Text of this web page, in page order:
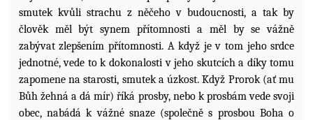
smutek kvůli strachu z něčeho v budoucnosti, a tak by
člověk měl být synem přítomnosti a měl by se vážně
zabývat zlepšením přítomnosti. A když je v tom jeho srdce
jednotné, vede to k dokonalosti v jeho skutcích a díky tomu
zapomene na starosti, smutek a úzkost. Když Prorok (ať mu
Bůh žehná a dá mír) říká prosby, nebo k prosbám vede svoji
obec, nabádá k vážné snaze (společně s prosbou Boha o